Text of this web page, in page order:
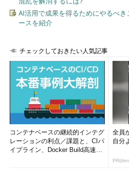
AI活用で成果を得るためにやるべ
ースを紹介
チェックしておきたい人気記事
コンテナベースの継続的インテグ
レーションの利点／課題と、CIパ
イプライン、Docker Build高速化
全員
自分